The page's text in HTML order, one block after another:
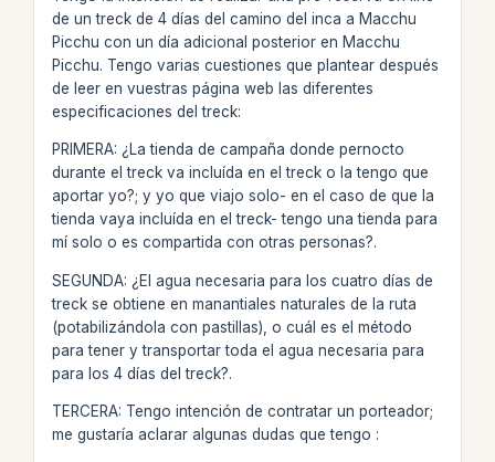
de un treck de 4 días del camino del inca a Macchu
Picchu con un día adicional posterior en Macchu
Picchu. Tengo varias cuestiones que plantear después
de leer en vuestras página web las diferentes
especificaciones del treck:
PRIMERA: ¿La tienda de campaña donde pernocto
durante el treck va incluída en el treck o la tengo que
aportar yo?; y yo que viajo solo- en el caso de que la
tienda vaya incluída en el treck- tengo una tienda para
mí solo o es compartida con otras personas?.
SEGUNDA: ¿El agua necesaria para los cuatro días de
treck se obtiene en manantiales naturales de la ruta
(potabilizándola con pastillas), o cuál es el método
para tener y transportar toda el agua necesaria para
para los 4 días del treck?.
TERCERA: Tengo intención de contratar un porteador;
me gustaría aclarar algunas dudas que tengo :